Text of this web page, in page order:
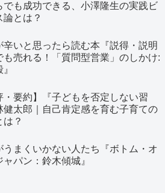
でも成功できる、小澤隆生の実践ビ
論とは？
辛いと思ったら読む本『説得・説明
も売れる！「質問型営業」のしかけ:
・要約】『子どもを否定しない習
健太郎｜自己肯定感を育む子育ての
は？
うまくいかない人たち『ボトム・オ
ャパン：鈴木傾城』